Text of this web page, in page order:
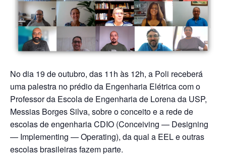
No dia 19 de outubro, das 11h às 12h, a Poli receberá
uma palestra no prédio da Engenharia Elétrica com o
Professor da Escola de Engenharia de Lorena da USP,
Messias Borges Silva, sobre o conceito e a rede de
escolas de engenharia CDIO (Conceiving — Designing
— Implementing — Operating), da qual a EEL e outras
escolas brasileiras fazem parte.